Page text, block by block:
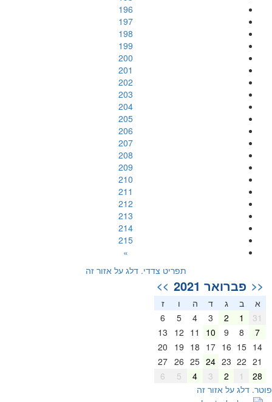
196
197
198
199
200
201
202
203
204
205
206
207
208
209
210
211
212
213
214
215
»
תפריט צדדי. דלג על אזור זה
<< פברואר 2021 >>
א ב ג ד ה
ז
31
1
2
3
4
5
6
7
8
9
10
11
12
13
14
15
16
17
18
19
20
21
22
23
24
25
26
27
28
1
2
3
4
5
6
דלג על אזור זה